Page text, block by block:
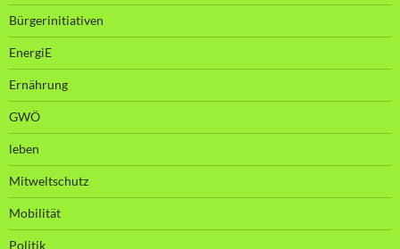
Bürgerinitiativen
EnergiE
Ernährung
GWÖ
leben
Mitweltschutz
Mobilität
Politik